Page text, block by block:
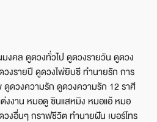
งคล ดูดวงทั่วไป ดูดวงรายวัน ดูดวง
งรายปี ดูดวงไพ่ยิบซี ทำนายรัก การ
ดูดวงความรัก ดูดวงความรัก 12 ราศี
งงาน หมอดู ซินแสหมิง หมอแอ้ หมอ
งอื่นๆ กราฟชีวิต ทำนายฝัน เบอร์โทร